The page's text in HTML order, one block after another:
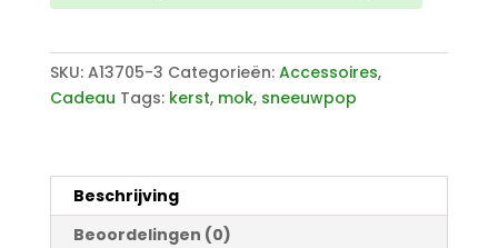
SKU: A13705-3 Categorieën: Accessoires,
Cadeau Tags: kerst, mok, sneeuwpop
Beschrijving
Beoordelingen (0)